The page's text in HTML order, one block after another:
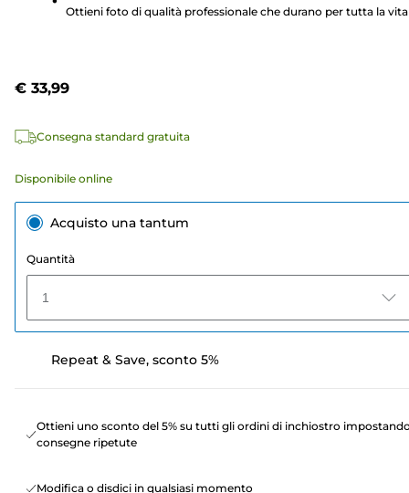
Ottieni foto di qualità professionale che durano per tutta la vita
€ 33,99
Consegna standard gratuita
Disponibile online
Acquisto una tantum
Quantità
1
Repeat & Save, sconto 5%
Ottieni uno sconto del 5% su tutti gli ordini di inchiostro
consegne ripetute
Modifica o disdici in qualsiasi momento